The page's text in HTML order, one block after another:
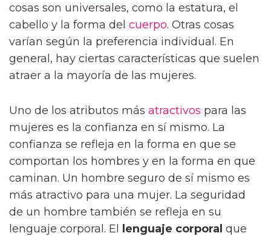
cosas son universales, como la estatura, el
cabello y la forma del cuerpo. Otras cosas
varían según la preferencia individual. En
general, hay ciertas características que suelen
atraer a la mayoría de las mujeres.
Uno de los atributos más atractivos para las
mujeres es la confianza en sí mismo. La
confianza se refleja en la forma en que se
comportan los hombres y en la forma en que
caminan. Un hombre seguro de sí mismo es
más atractivo para una mujer. La seguridad
de un hombre también se refleja en su
lenguaje corporal. El
lenguaje corporal que